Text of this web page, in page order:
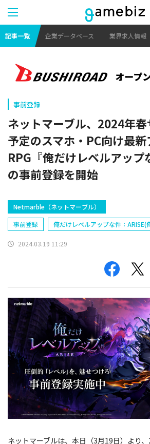
記事一覧 企業データベース 業界求人情報
事前登録
ネットマーブル、2024年
予定のスマホ・PC向け最
RPG『俺だけレベルアップ
の事前登録を開始
​Netmarble（ネットマーブル）
事前登録
俺だけレベルアップな件：ARISE(
2024.03.19 11:29
ネットマーブルは、本日（3月19日）より